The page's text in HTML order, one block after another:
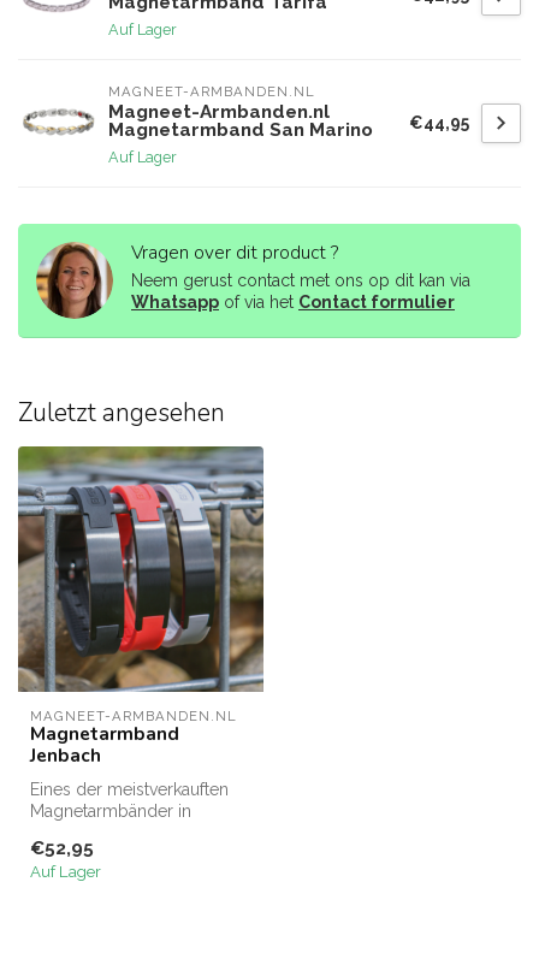
Auf Lager
MAGNEET-ARMBANDEN.NL
Magneet-Armbanden.nl
Magnetarmband San Marino
Auf Lager
€44,95
Vragen over dit product ?
Neem gerust contact met ons op dit kan via
Whatsapp of via het Contact formulier
Zuletzt angesehen
MAGNEET-ARMBANDEN.NL
Magnetarmband
Jenbach
Eines der meistverkauften
Magnetarmbänder in
robus...
€52,95
Auf Lager